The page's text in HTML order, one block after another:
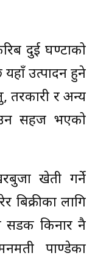
दुई घण्टाको
उत्पादन हुने
र अन्य
सहज भएको
खेती गर्ने
बिक्रीका लागि
सडक किनार नै
पाण्डेका